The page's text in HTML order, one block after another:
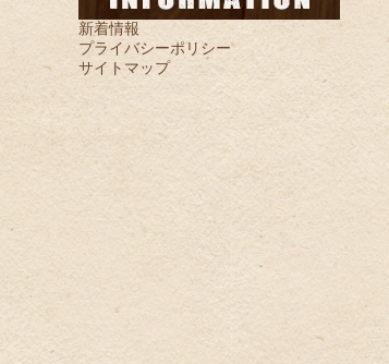
新着情報
プライバシーポリシー
サイトマップ